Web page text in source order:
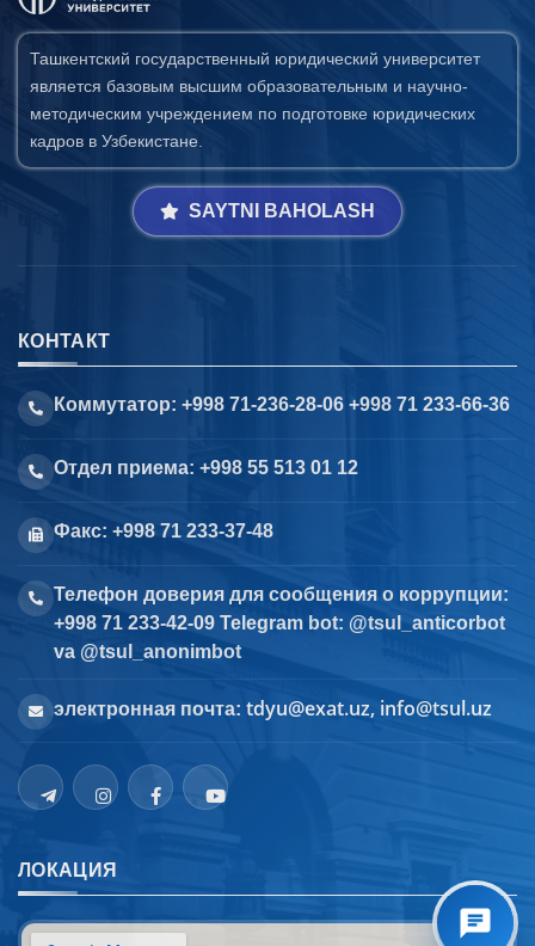
Ташкентский государственный юридический университет
является базовым высшим образовательным и научно-
методическим учреждением по подготовке юридических
кадров в Узбекистане.
SAYTNI BAHOLASH
КОНТАКТ
Коммутатор: +998 71-236-28-06 +998 71 233-66-36
Отдел приема: +998 55 513 01 12
Факс: +998 71 233-37-48
Телефон доверия для сообщения о коррупции:
+998 71 233-42-09 Telegram bot: @tsul_anticorbot
va @tsul_anonimbot
электронная почта: tdyu@exat.uz, info@tsul.uz
ЛОКАЦИЯ